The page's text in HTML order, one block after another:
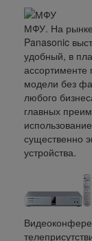
МФУ. На
Panasonic
удобный, в
модели без
любого
главных
существенно
устройства.